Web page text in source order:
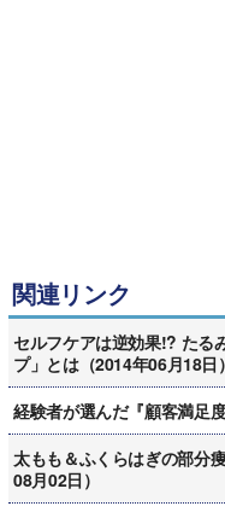
関連リンク
セルフケアは逆効果!? たる
プ」とは（2014年06月18日）
経験者が選んだ『顧客満足
太もも＆ふくらはぎの部分
08月02日）